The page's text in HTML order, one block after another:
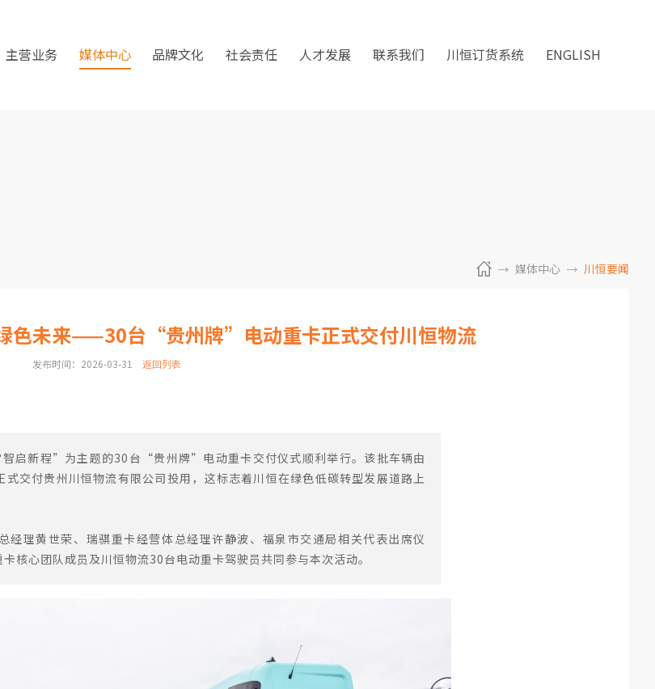
主营业务 媒体中心 品牌文化 社会责任 人才发展 联系我们 川恒订货系统 ENGLISH
媒体中心 川恒要闻
色未来——30台“贵州牌”电动重卡正式交付川恒物流
发布时间：2026-03-31 返回列表
启新程”为主题的30台“贵州牌”电动重卡交付仪式顺利举行。该批车辆由
交付贵州川恒物流有限公司投用，这标志着川恒在绿色低碳转型发展道路上
经理黄世荣、瑞骐重卡经营体总经理许静波、福泉市交通局相关代表出席仪
核心团队成员及川恒物流30台电动重卡驾驶员共同参与本次活动。